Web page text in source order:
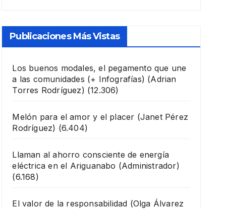
Publicaciones Más Vistas
Los buenos modales, el pegamento que une
a las comunidades (+ Infografías) (Adrian
Torres Rodríguez) (12.306)
Melón para el amor y el placer (Janet Pérez
Rodríguez) (6.404)
Llaman al ahorro consciente de energía
eléctrica en el Ariguanabo (Administrador)
(6.168)
El valor de la responsabilidad (Olga Álvarez